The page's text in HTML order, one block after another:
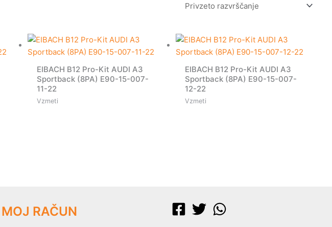
EIBACH B12 Pro-Kit AUDI A3
Sportback (8PA) E90-15-007-
11-22
Vzmeti
EIBACH B12 Pro-Kit AUDI A3
Sportback (8PA) E90-15-007-
12-22
Vzmeti
MOJ RAČUN